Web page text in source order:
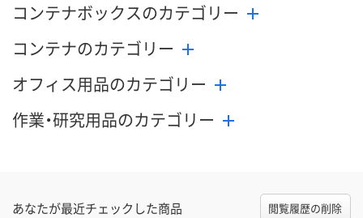
コンテナボックスのカテゴリー
コンテナのカテゴリー
オフィス用品のカテゴリー
作業・研究用品のカテゴリー
あなたが最近チェックした商品 閲覧履歴の削除